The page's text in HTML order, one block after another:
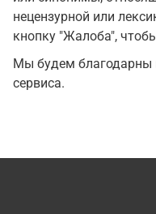
нецензурной или
кнопку "Жалоба",
Мы будем благодарны
сервиса.